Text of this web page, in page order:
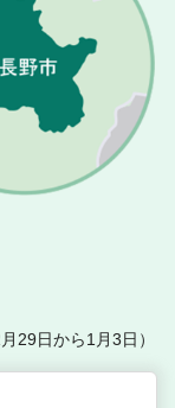
29日から1月3日）